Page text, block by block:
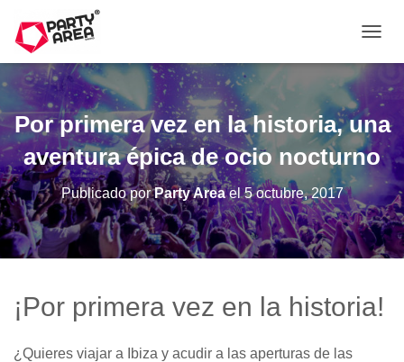
A
B
A
R
M
O
O
D
E
V
E
Por primera vez en la historia, una
aventura épica de ocio nocturno
Publicado porParty Areael5 octubre, 2017
¡Por primera vez en la historia!
¿Quieres viajar a Ibiza y acudir a las aperturas de las